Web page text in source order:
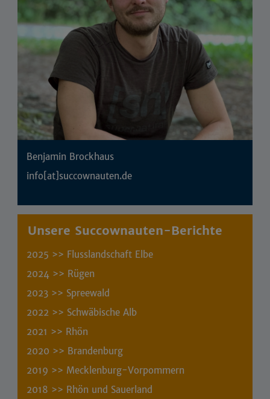
Benjamin Brockhaus
info[at]succownauten.de
Unsere Succownauten-Berichte
2025 >> Flusslandschaft Elbe
2024 >> Rügen
2023 >> Spreewald
2022 >> Schwäbische Alb
2021 >> Rhön
2020 >> Brandenburg
2019 >> Mecklenburg-Vorpommern
2018 >> Rhön und Sauerland